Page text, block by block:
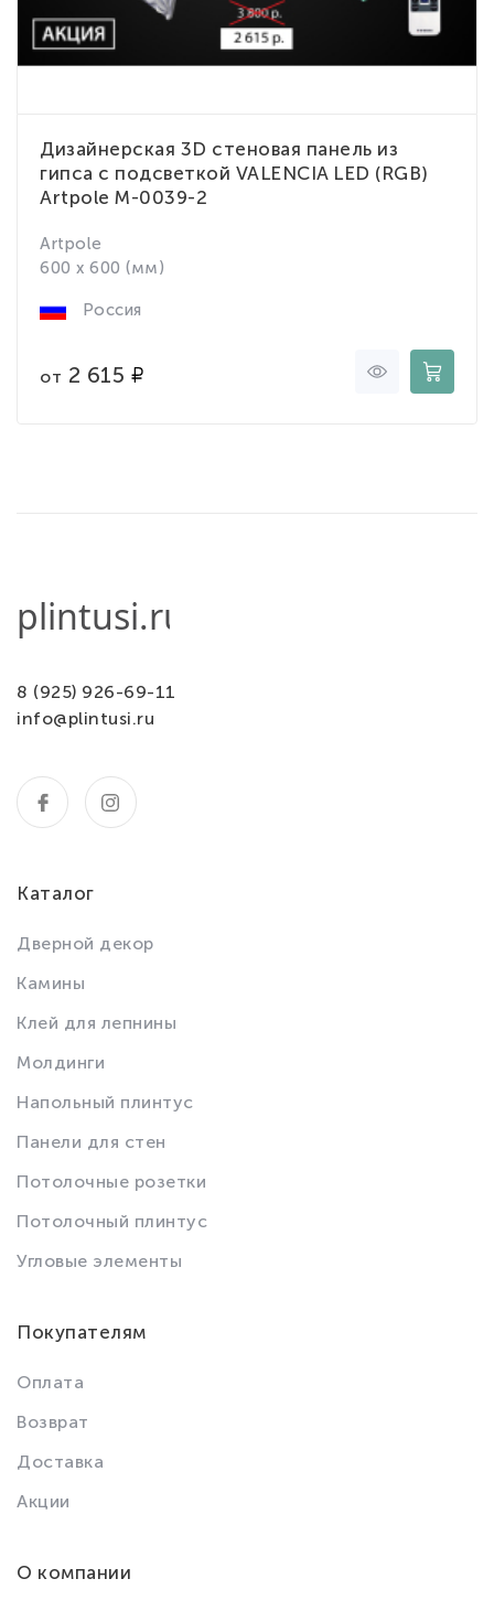
Дизайнерская 3D стеновая панель из
гипса с подсветкой VALENCIA LED (RGB)
Artpole M-0039-2
Artpole
600 x 600 (мм)
Россия
от 2 615
8 (925) 926-69-11
info@plintusi.ru
Каталог
Дверной декор
Камины
Клей для лепнины
Молдинги
Напольный плинтус
Панели для стен
Потолочные розетки
Потолочный плинтус
Угловые элементы
Покупателям
Оплата
Возврат
Доставка
Акции
О компании